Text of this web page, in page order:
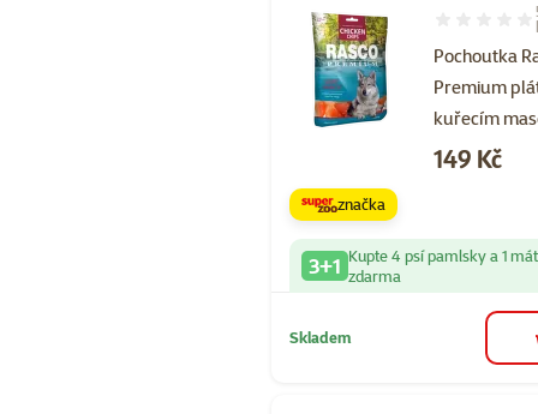
Pochoutka
Premium
kuřecím
Hodnocení
Cena
149 Kč
značka
3+1 Kupte 4 psí pamlsky a 1
zdarma
Skladem